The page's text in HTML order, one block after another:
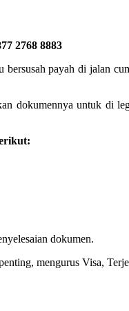
2768 8883
payah di jalan
dokumennya untuk di
dokumen.
mengurus Visa,